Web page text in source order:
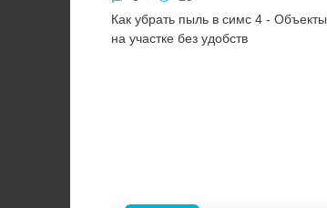
Как убрать пыль в симс 4 - Объекты
на участке без удобств